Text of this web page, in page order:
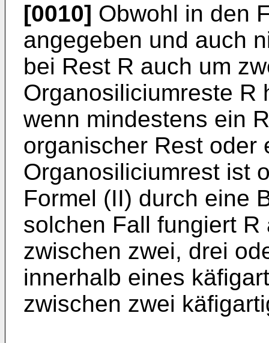
[0010] Obwohl in den
angegeben und auch
bei Rest R auch um
Organosiliciumreste R
wenn mindestens ein
organischer Rest oder
Organosiliciumrest ist
Formel (II) durch eine
solchen Fall fungiert
zwischen zwei, drei
innerhalb eines
zwischen zwei